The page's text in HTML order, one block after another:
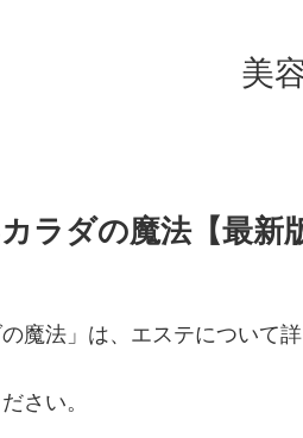
美
ラダの魔法【最新
魔法」は、エステについて
さい。